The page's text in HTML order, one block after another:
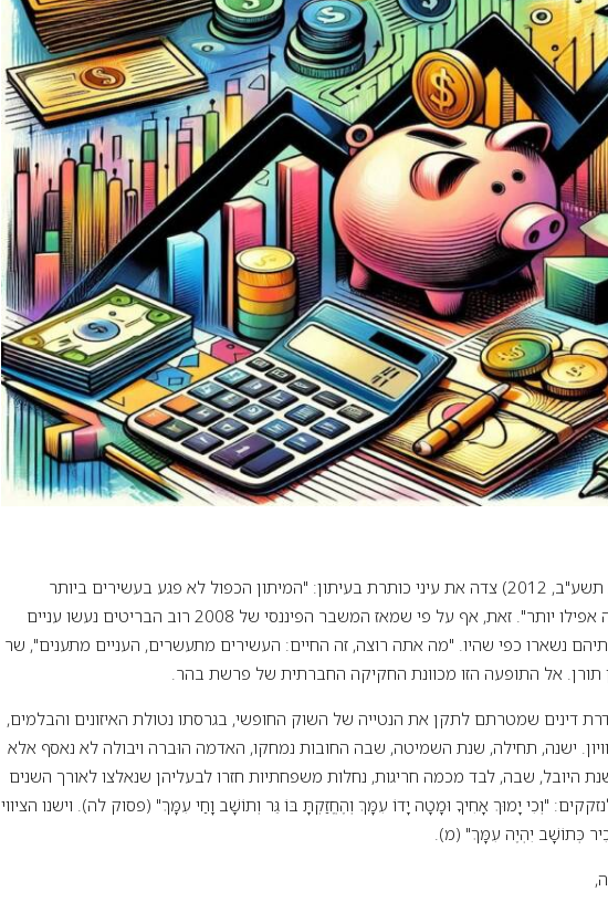
בעודי כותב מאמר זה (בשנת תשע"ב, 2012) צדה את עיני כותרת בעיתון: "המיתון הכפול לא פגע בעשירים ביותר
בבריטניה: הם התעשרו השנה אפילו יותר". זאת, אף על פי שמאז המשבר הפיננסי של 2008 רוב הבריטים נעשו עניים
נשארו כפי שהיו. "מה אתה רוצה, זה החיים: העשירים מתעשרים, העניים מתענים", שר
תורן. אל התופעה הזו מכוונת החקיקה החברתית של פרשת בהר.
דינים שמטרתם לתקן את הנטייה של השוק החופשי, בגרסתו נטולת האיזונים והבלמים,
ישנה, תחילה, שנת השמיטה, שבה החובות נמחקו, האדמה הוּברה ויבולה לא נאסף אלא
היובל, שבה, לבד מכמה חריגות, נחלות משפחתיות חזרו לבעליהן שנאלצו לאורך השנים
"וְכִי יָמוּךְ אָחִיךָ וּמָטָה יָדוֹ עִמָּךְ וְהֶחֱזַקְתָּ בּוֹ גֵּר וְתוֹשָׁב וָחַי עִמָּךְ" (פסוק לה). וישנו הציווי
כְּתוֹשָׁב יִהְיֶה עִמָּךְ" (מ).